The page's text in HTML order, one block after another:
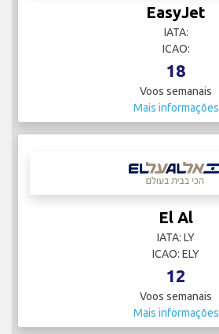
EasyJet
IATA:
ICAO:
18
Voos semanais
Mais informações
El Al
IATA: LY
ICAO: ELY
12
Voos semanais
Mais informações